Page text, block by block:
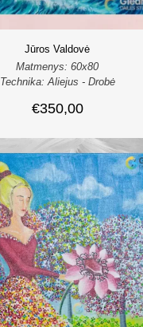
Jūros Valdovė
Matmenys: 60x80
Technika: Aliejus - Drobė
€350,00